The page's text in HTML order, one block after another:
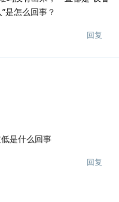
是怎么回事？
回复
是什么回事
回复